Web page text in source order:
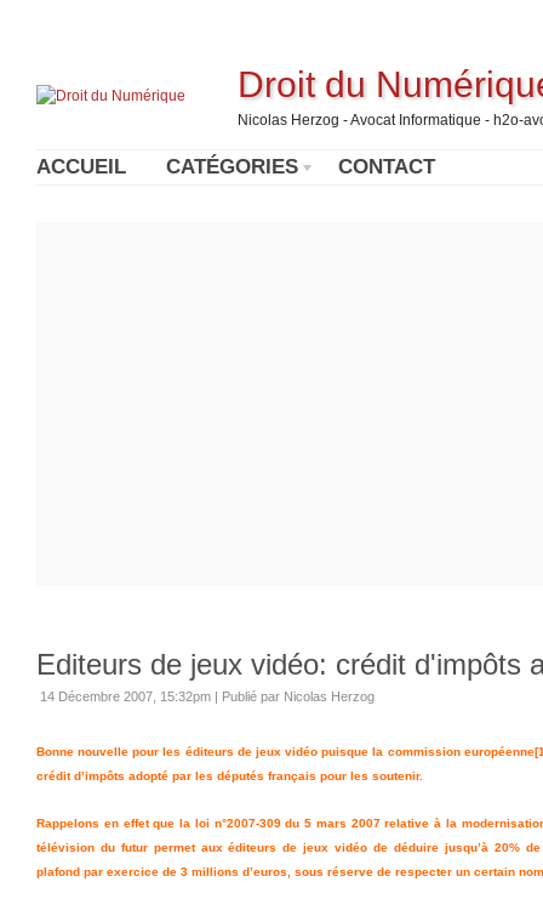
Droit du
Nicolas Herzog - Avocat Informatique - h2o-
ACCUEIL CATÉGORIES CONTACT
Editeurs de jeux vidéo: crédit d'impôts
14 Décembre 2007, 15:32pm | Publié par Nicolas Herzog
Bonne nouvelle pour les éditeurs de jeux vidéo puisque la commission européenne
crédit d’impôts adopté par les députés français pour les soutenir.
Rappelons en effet que la loi n°2007-309 du 5 mars 2007 relative à la
télévision du futur permet aux éditeurs de jeux vidéo de déduire jusqu’à 20%
plafond par exercice de 3 millions d’euros, sous réserve de respecter un certain